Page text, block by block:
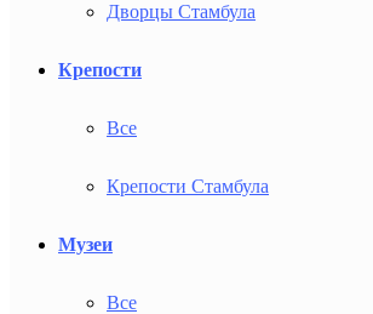
Дворцы Стамбула
Крепости
Все
Крепости Стамбула
Музеи
Все